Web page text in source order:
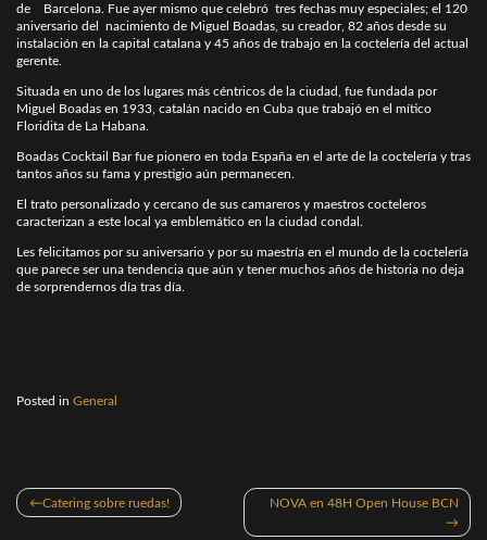
de Barcelona. Fue ayer mismo que celebró tres fechas muy especiales; el 120
aniversario del nacimiento de Miguel Boadas, su creador, 82 años desde su
instalación en la capital catalana y 45 años de trabajo en la coctelería del actual
gerente.
Situada en uno de los lugares más céntricos de la ciudad, fue fundada por
Miguel Boadas en 1933, catalán nacido en Cuba que trabajó en el mítico
Floridita de La Habana.
Boadas Cocktail Bar fue pionero en toda España en el arte de la coctelería y tras
tantos años su fama y prestigio aún permanecen.
El trato personalizado y cercano de sus camareros y maestros cocteleros
caracterizan a este local ya emblemático en la ciudad condal.
Les felicitamos por su aniversario y por su maestría en el mundo de la coctelería
que parece ser una tendencia que aún y tener muchos años de historia no deja
de sorprendernos día tras día.
Posted in General
Navegación
de
Catering sobre ruedas! NOVA en 48H Open House BCN